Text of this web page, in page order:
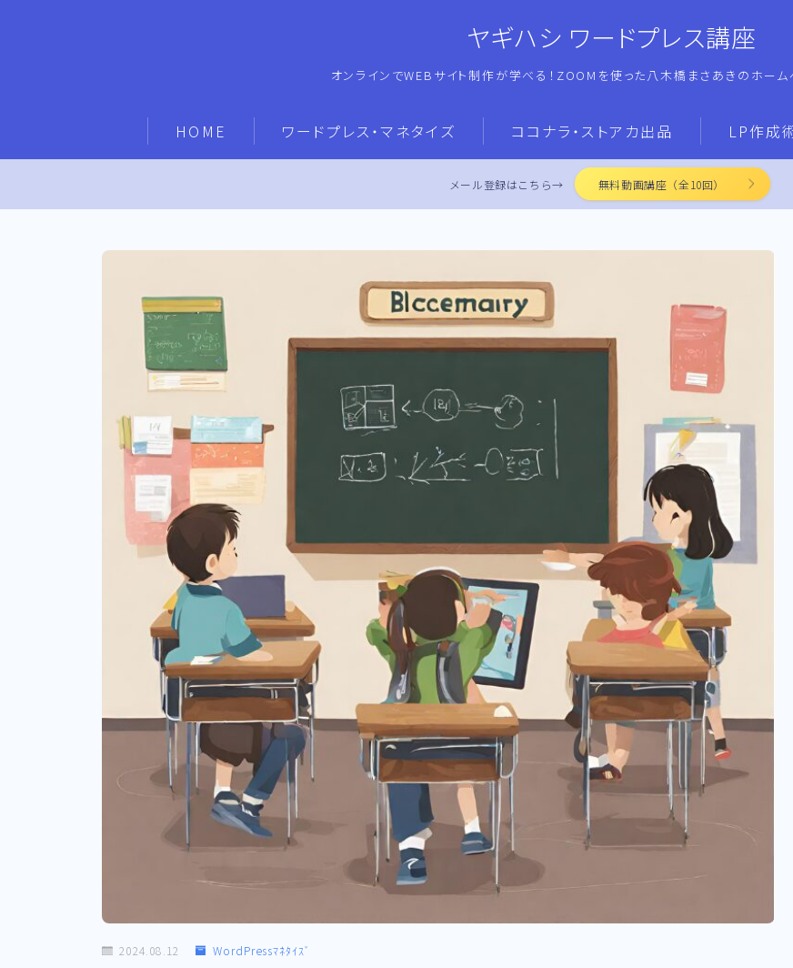
ヤギハシ ワードプレス講座
オンラインでWEBサイト制作が学べる！ZOOMを使った八木橋まさあきのホーム
HOME ワードプレス・マネタイズ ココナラ・ストアカ出品 LP作成
メール登録はこちら→ 無料動画講座（全10回）
2024.08.12 WordPressﾏﾈﾀｲｽﾞ